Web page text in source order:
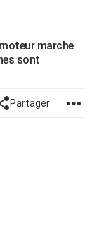
marche
sont
Partager